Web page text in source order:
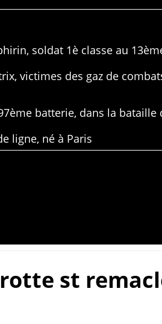
soldat 1è classe au
victimes des gaz de
batterie, dans la bataille
ligne, né à Paris
st